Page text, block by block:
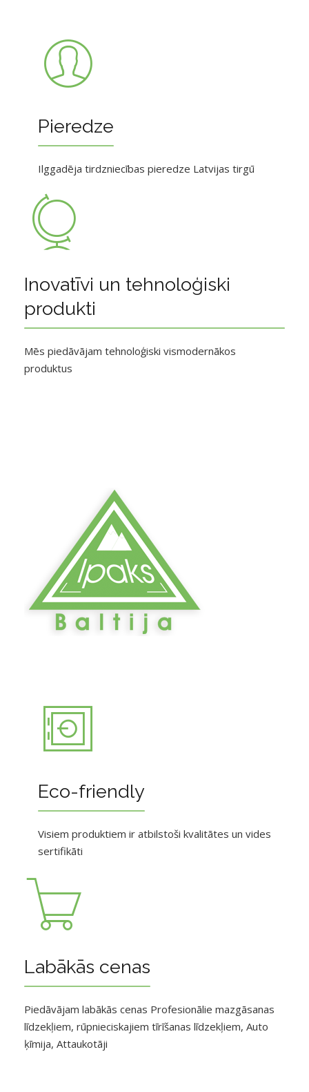
Pieredze
Ilggadēja tirdzniecības pieredze Latvijas tirgū
Inovatīvi un tehnoloģiski
produkti
Mēs piedāvājam tehnoloģiski vismodernākos
produktus
Eco-friendly
Visiem produktiem ir atbilstoši kvalitātes un vides
sertifikāti
Labākās cenas
Piedāvājam labākās cenas Profesionālie mazgāsanas
līdzekļiem, rūpnieciskajiem tīrīšanas līdzekļiem, Auto
ķīmija, Attaukotāji